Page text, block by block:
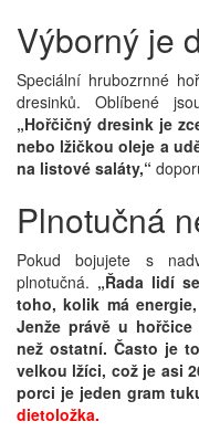
Výborný je
Speciální hrubozrnné
dresinků. Oblíbené
„Hořčičný dresink je
nebo lžičkou oleje a
na listové saláty,“
Plnotučná
Pokud bojujete s
plnotučná. „Řada lidí
toho, kolik má
Jenže právě u
než ostatní. Často je
velkou lžíci, což je asi
porci je jeden gram
dietoložka.